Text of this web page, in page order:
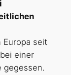
Europa seit
einer
gegessen.